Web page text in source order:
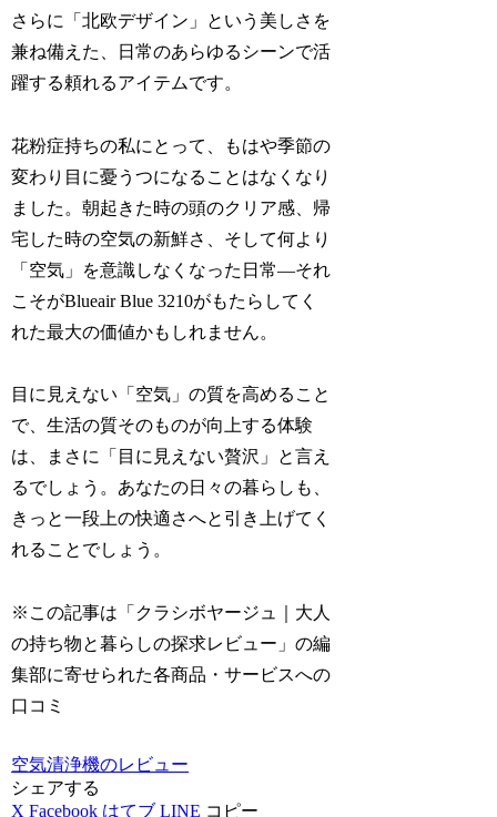
さらに「北欧デザイン」という美しさを
兼ね備えた、日常のあらゆるシーンで活
躍する頼れるアイテムです。
花粉症持ちの私にとって、もはや季節の
変わり目に憂うつになることはなくなり
ました。朝起きた時の頭のクリア感、帰
宅した時の空気の新鮮さ、そして何より
「空気」を意識しなくなった日常―それ
こそがBlueair Blue 3210がもたらしてく
れた最大の価値かもしれません。
目に見えない「空気」の質を高めること
で、生活の質そのものが向上する体験
は、まさに「目に見えない贅沢」と言え
るでしょう。あなたの日々の暮らしも、
きっと一段上の快適さへと引き上げてく
れることでしょう。
※この記事は「クラシボヤージュ｜大人
の持ち物と暮らしの探求レビュー」の編
集部に寄せられた各商品・サービスへの
口コミ
空気清浄機のレビュー
シェアする
X Facebook はてブ LINE コピー